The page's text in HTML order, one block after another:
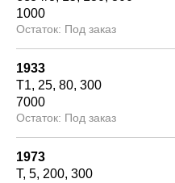
1000
Под заказ
1933
Т1 25 80 300
7000
Под заказ
1973
Т 5 200 300